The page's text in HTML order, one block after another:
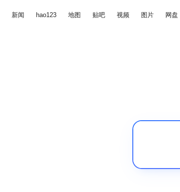
新闻 hao123 地图 贴吧 视频 图片 网盘